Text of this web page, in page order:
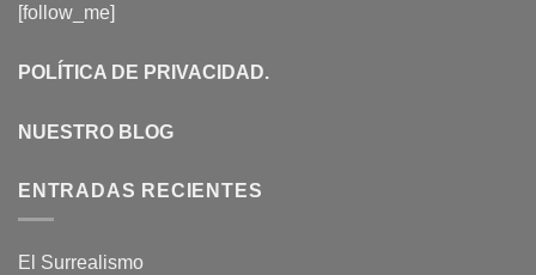
[follow_me]
POLÍTICA DE PRIVACIDAD.
NUESTRO BLOG
ENTRADAS RECIENTES
El Surrealismo